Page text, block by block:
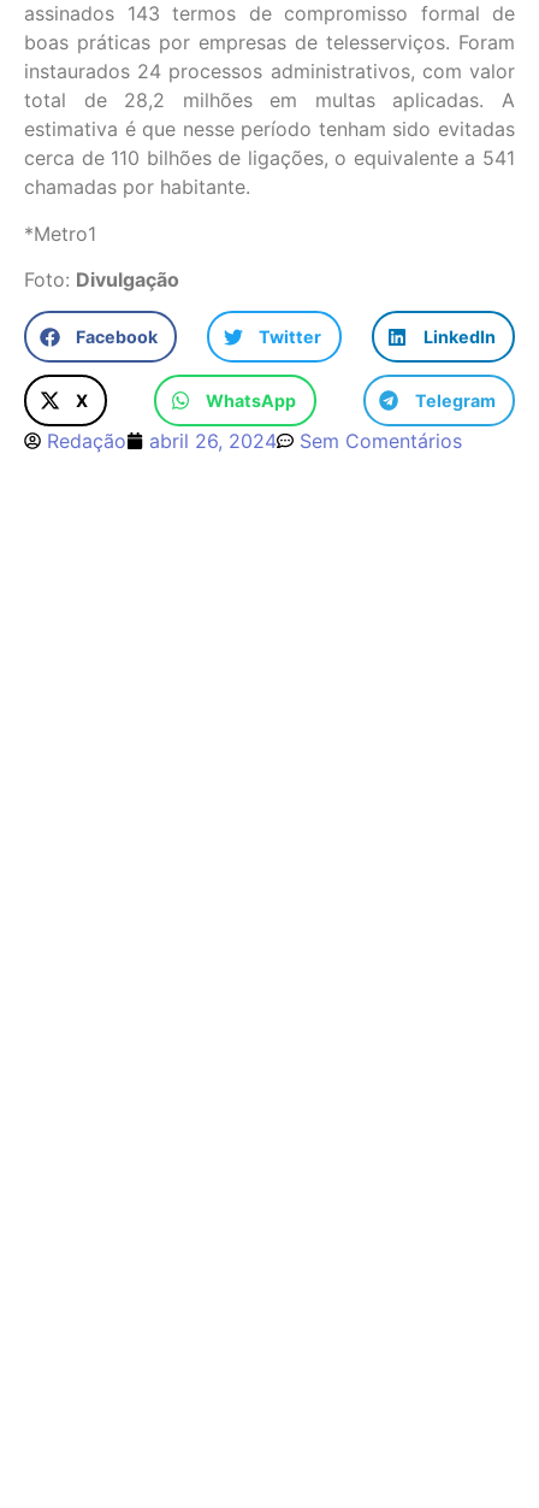
assinados 143 termos de compromisso formal de
boas práticas por empresas de telesserviços. Foram
instaurados 24 processos administrativos, com valor
total de 28,2 milhões em multas aplicadas. A
estimativa é que nesse período tenham sido evitadas
cerca de 110 bilhões de ligações, o equivalente a 541
chamadas por habitante.
*Metro1
Foto: Divulgação
Facebook Twitter LinkedIn
X WhatsApp Telegram
Redação abril 26, 2024 Sem Comentários